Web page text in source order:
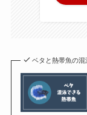
ベタと熱帯魚の